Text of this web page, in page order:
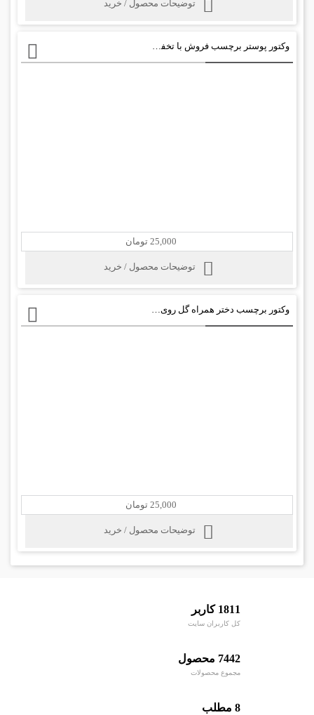
توضیحات محصول / خرید
وکتور پوستر برچسب فروش با تخفیف
25,000 تومان
توضیحات محصول / خرید
وکتور برچسب دختر همراه گل روی ابر
25,000 تومان
توضیحات محصول / خرید
1811 کاربر
کل کاربران سایت
7442 محصول
مجموع محصولات
8 مطلب